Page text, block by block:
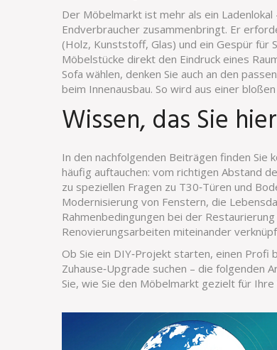
Der Möbelmarkt ist mehr als ein
Endverbraucher zusammenbringt. Er
(Holz, Kunststoff, Glas) und ein Gespür für
Möbelstücke direkt den Eindruck eines
Sofa wählen, denken Sie auch an den
beim Innenausbau. So wird aus einer
Wissen, das Sie
In den nachfolgenden Beiträgen finden Sie
häufig auftauchen: vom richtigen Abstand
zu speziellen Fragen zu T30‑Türen und
Modernisierung von Fenstern, die
Rahmenbedingungen bei der
Renovierungsarbeiten miteinander
Ob Sie ein DIY‑Projekt starten, einen
Zuhause‑Upgrade suchen – die folgenden
Sie, wie Sie den Möbelmarkt gezielt für